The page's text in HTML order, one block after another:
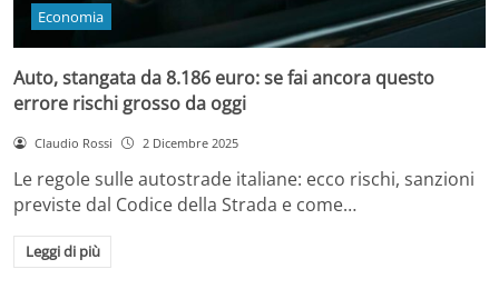
Economia
Auto, stangata da 8.186 euro: se fai ancora questo
errore rischi grosso da oggi
Claudio Rossi 2 Dicembre 2025
Le regole sulle autostrade italiane: ecco rischi, sanzioni
previste dal Codice della Strada e come…
Leggi di più